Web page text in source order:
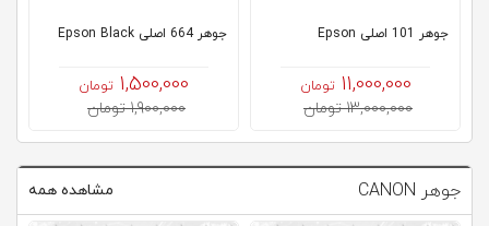
جوهر 101 اصلی Epson
11,000,000 تومان
13,000,000 تومان
جوهر 664 اصلی Epson Black
1,500,000 تومان
1,900,000 تومان
جوهر CANON مشاهده همه